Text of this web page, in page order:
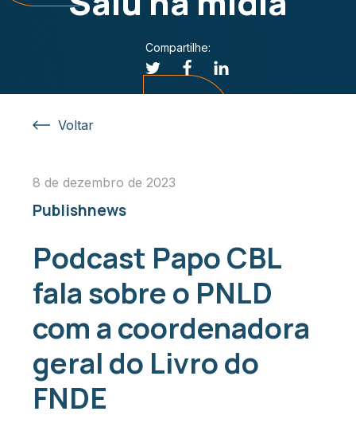
Compartilhe:
Voltar
8 de dezembro de 2023
Publishnews
Podcast Papo CBL
fala sobre o PNLD
com a coordenadora
geral do Livro do
FNDE